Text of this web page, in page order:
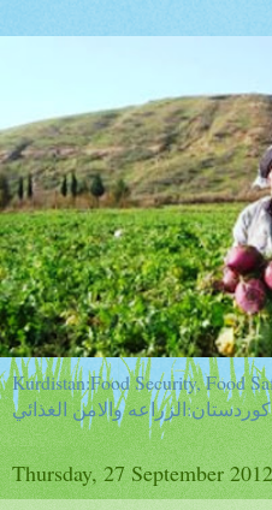
Kurdistan:Food Security, Food
كوردستان:الزراعه والامن الغذائي
Thursday, 27 September 2012